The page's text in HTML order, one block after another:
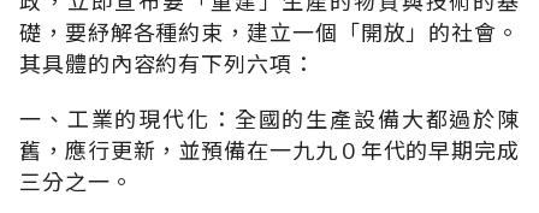
礎，要紓解各種約束，建立一個「開放」的社會。
其具體的內容約有下列六項：
一、工業的現代化：全國的生產設備大都過於陳
舊，應行更新，並預備在一九九０年代的早期完成
三分之一。